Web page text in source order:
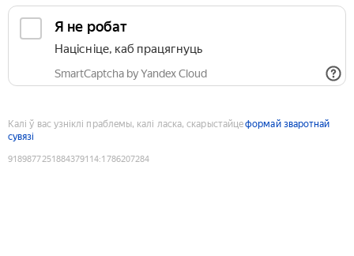
Я не робат
Націсніце, каб працягнуць
SmartCaptcha by Yandex Cloud
Калі ў вас узніклі праблемы, калі ласка, скарыстайцеформай зваротнай
сувязі
9189877251884379114:1786207284